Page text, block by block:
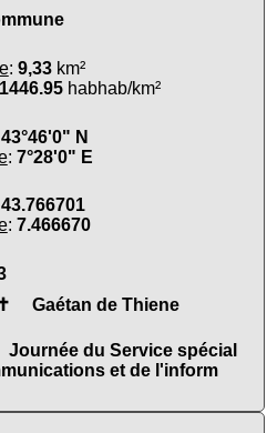
: 9,33km²
1446.95habhab/km²
43°46'0" N
: 7°28'0" E
43.766701
: 7.466670
Gaétan de Thiene
Journée du Service spécial
et de l'inform